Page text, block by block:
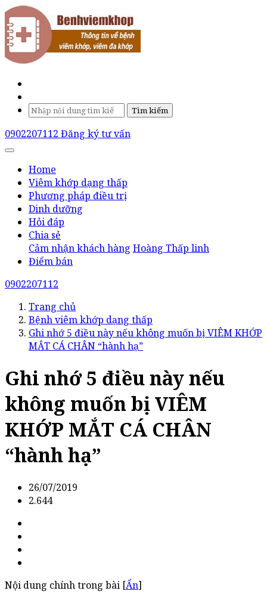
Tìm kiếm
0902207112 Đăng ký tư vấn
Home
Viêm khớp dạng thấp
Phương pháp điều trị
Dinh dưỡng
Hỏi đáp
Chia sẻ
Cảm nhận khách hàng Hoàng Thấp linh
Điểm bán
0902207112
Trang chủ
Bệnh viêm khớp dạng thấp
Ghi nhớ 5 điều này nếu không muốn bị VIÊM KHỚP
MẮT CÁ CHÂN “hành hạ”
Ghi nhớ 5 điều này nếu
không muốn bị VIÊM
KHỚP MẮT CÁ CHÂN
“hành hạ”
26/07/2019
2.644
Nội dung chính trong bài [Ẩn]